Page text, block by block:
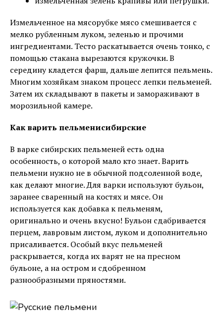
Измельченное на мясорубке мясо смешивается с
мелко рубленным луком, зеленью и прочими
ингредиентами. Тесто раскатывается очень тонко, с
помощью стакана вырезаются кружочки. В
середину кладется фарш, дальше лепится пельмень.
Многим хозяйкам знаком процесс лепки пельменей.
Затем их складывают в пакеты и замораживают в
морозильной камере.
Как варить пельменисибирские
В варке сибирских пельменей есть одна
особенность, о которой мало кто знает. Варить
пельмени нужно не в обычной подсоленной воде,
как делают многие. Для варки используют бульон,
заранее сваренный на костях и мясе. Он
используется как добавка к пельменям,
оригинально и очень вкусно! Бульон сдабривается
перцем, лавровым листом, луком и дополнительно
присаливается. Особый вкус пельменей
раскрывается, когда их варят не на пресном
бульоне, а на остром и сдобренном
разнообразными пряностями.